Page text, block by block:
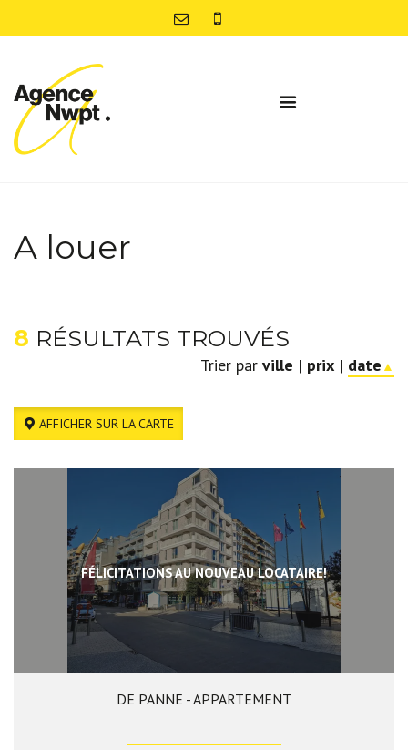
A louer
8 RÉSULTATS TROUVÉS
Trier par ville | prix | date ▲
AFFICHER SUR LA CARTE
FÉLICITATIONS AU NOUVEAU LOCATAIRE!
96 m² 2 1
DE PANNE - APPARTEMENT